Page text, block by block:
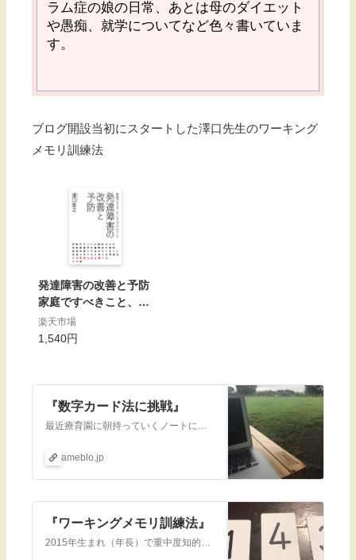
ラム症の娘の日常、あとは母のダイエット
や愚痴、就学についてなど色々書いていま
す。
ブログ開設当初にスタートした澤口先生のワーキング
メモリ訓練法
発達障害の改善と予防
家庭ですべきこと、し
てはいけないこと [ 澤
口 俊之 ]
楽天市場
1,540円
『数字カード法に挑戦』
ameblo.jp
『ワーキングメモリ訓練法』